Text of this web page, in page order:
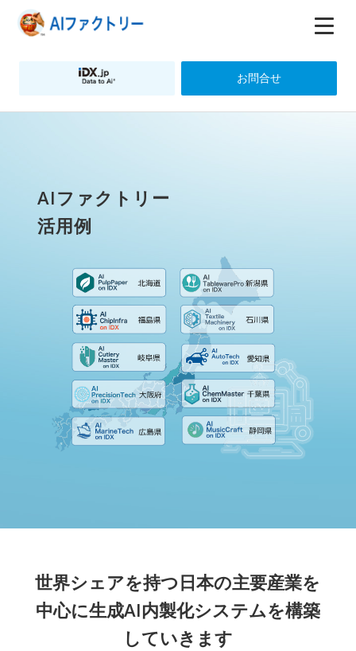
お問合せ
AIファクトリー
活用例
世界シェアを持つ日本の主要産業を
中心に生成AI内製化システムを構築
していきます